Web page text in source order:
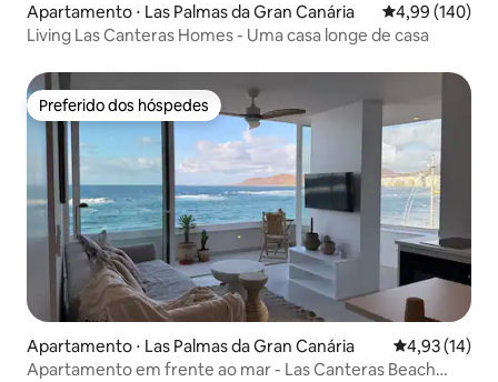
Apartamento ⋅ Las Palmas da Gran Canária 4,99 de uma
4,99 (140)
Living Las Canteras Homes - Uma casa longe de casa
Preferido dos hóspedes
Preferido dos hóspedes
Apartamento ⋅ Las Palmas da Gran Canária 4,93 de uma
4,93 (14)
Apartamento em frente ao mar - Las Canteras Beach